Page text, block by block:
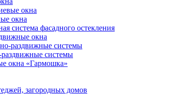
окна
окна
система фасадного остекления
окна
раздвижные системы
системы
окна «Гармошка»
загородных домов